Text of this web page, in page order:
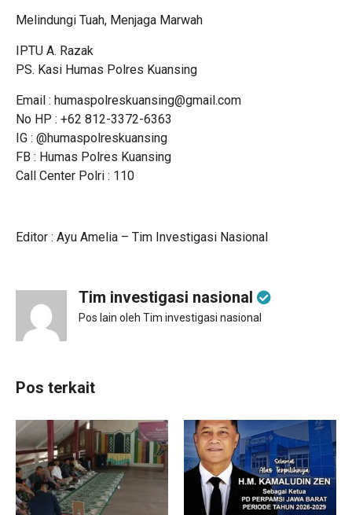
Melindungi Tuah, Menjaga Marwah
IPTU A. Razak
PS. Kasi Humas Polres Kuansing
Email : humaspolreskuansing@gmail.com
No HP : +62 812-3372-6363
IG : @humaspolreskuansing
FB : Humas Polres Kuansing
Call Center Polri : 110
Editor : Ayu Amelia – Tim Investigasi Nasional
Tim investigasi nasional
Pos lain oleh Tim investigasi nasional
Pos terkait